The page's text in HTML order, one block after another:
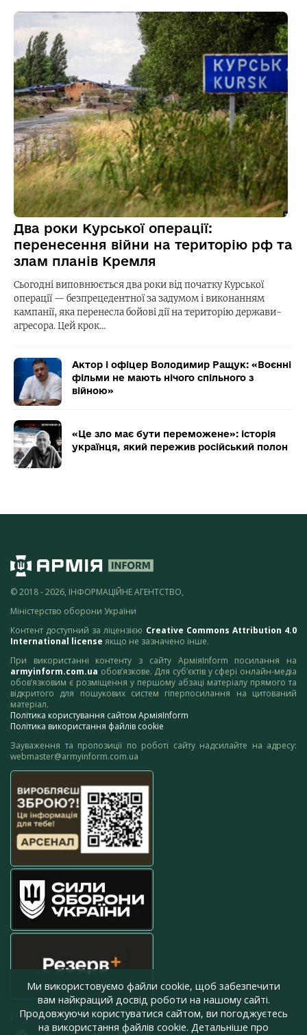
Два роки Курської операції:
перенесення війни на територію рф та
злам планів Кремля
Сьогодні виповнюється два роки від початку Курської
операції — безпрецедентної за задумом і виконанням
кампанії, яка перенесла бойові дії на територію держави-
агресора. Цей крок…
Актор і офіцер Володимир Ращук: «Воєнні
фільми не мають нічого спільного з
війною»
«Це зло має бути переможене»: історія
українця, який пережив російський полон
© 2018 - 2026, ІНФОРМАЦІЙНЕ АГЕНТСТВО,
Міністерство оборони України
Контент доступний за ліцензією Creative Commons Attribution 4.0
International license якщо не зазначено інше.
При використанні контенту з сайту АрміяInform посилання на
armyinform.com.ua обов’язкове. Для суб’єктів у сфері онлайн-медіа
обов’язковим є розміщення у першому абзаці матеріалу прямого та
відкритого для пошукових систем гіперпосилання на цитований
матеріал.
Політика користування сайтом АрміяInform
Політика використання файлів cookie
Зауваження та пропозиції по роботі сайту надсилайте на адресу:
webmaster@armyinform.com.ua
press@armyinform.com.ua
Ми використовуємо файли cookie, щоб забезпечити
вам найкращий досвід роботи на нашому сайті.
Продовжуючи користуватися сайтом, ви погоджуєтесь
на використання файлів cookie. Детальніше про